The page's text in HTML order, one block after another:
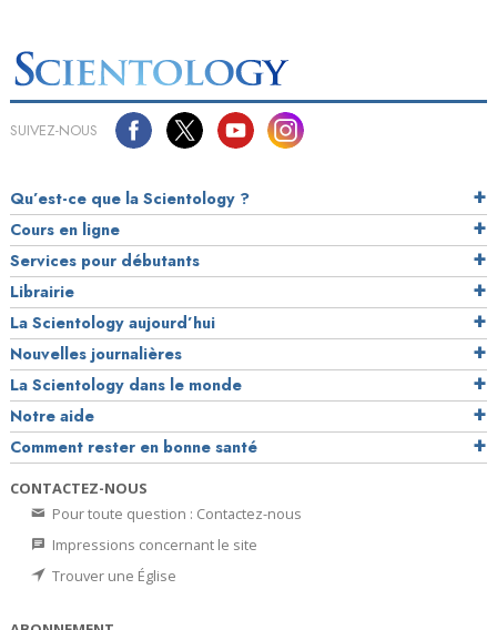
SUIVEZ-NOUS
Qu’est-ce que la Scientology ?
Cours en ligne
Services pour débutants
Librairie
La Scientology aujourd’hui
Nouvelles journalières
La Scientology dans le monde
Notre aide
Comment rester en bonne santé
CONTACTEZ-NOUS
Pour toute question : Contactez-nous
Impressions concernant le site
Trouver une Église